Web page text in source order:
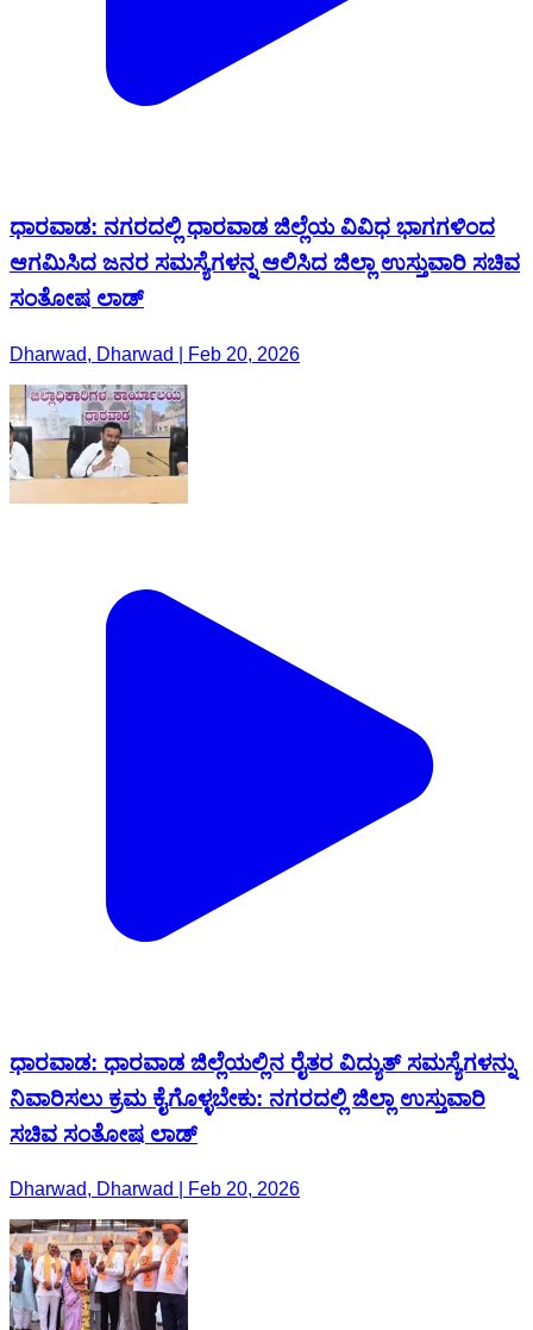
ಧಾರವಾಡ: ನಗರದಲ್ಲಿ ಧಾರವಾಡ ಜಿಲ್ಲೆಯ ವಿವಿಧ ಭಾಗಗಳಿಂದ
ಆಗಮಿಸಿದ ಜನರ ಸಮಸ್ಯೆಗಳನ್ನ ಆಲಿಸಿದ ಜಿಲ್ಲಾ ಉಸ್ತುವಾರಿ ಸಚಿವ
ಸಂತೋಷ ಲಾಡ್
Dharwad, Dharwad | Feb 20, 2026
ಧಾರವಾಡ: ಧಾರವಾಡ ಜಿಲ್ಲೆಯಲ್ಲಿನ ರೈತರ ವಿದ್ಯುತ್ ಸಮಸ್ಯೆಗಳನ್ನು
ನಿವಾರಿಸಲು ಕ್ರಮ ಕೈಗೊಳ್ಳಬೇಕು: ನಗರದಲ್ಲಿ ಜಿಲ್ಲಾ ಉಸ್ತುವಾರಿ
ಸಚಿವ ಸಂತೋಷ ಲಾಡ್
Dharwad, Dharwad | Feb 20, 2026